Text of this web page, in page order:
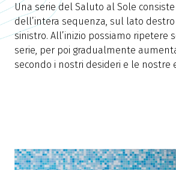
Una serie del Saluto al Sole
dell’intera sequenza, sul lato
sinistro. All’inizio possiamo ripetere
serie, per poi gradualmente
secondo i nostri desideri e le nostre